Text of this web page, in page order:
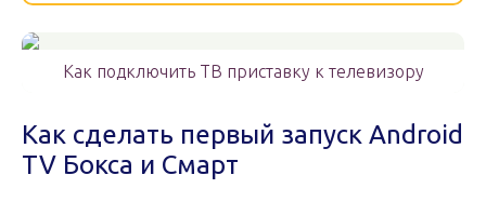
Как подключить ТВ приставку к телевизору
Как сделать первый запуск Android
TV Бокса и Смарт